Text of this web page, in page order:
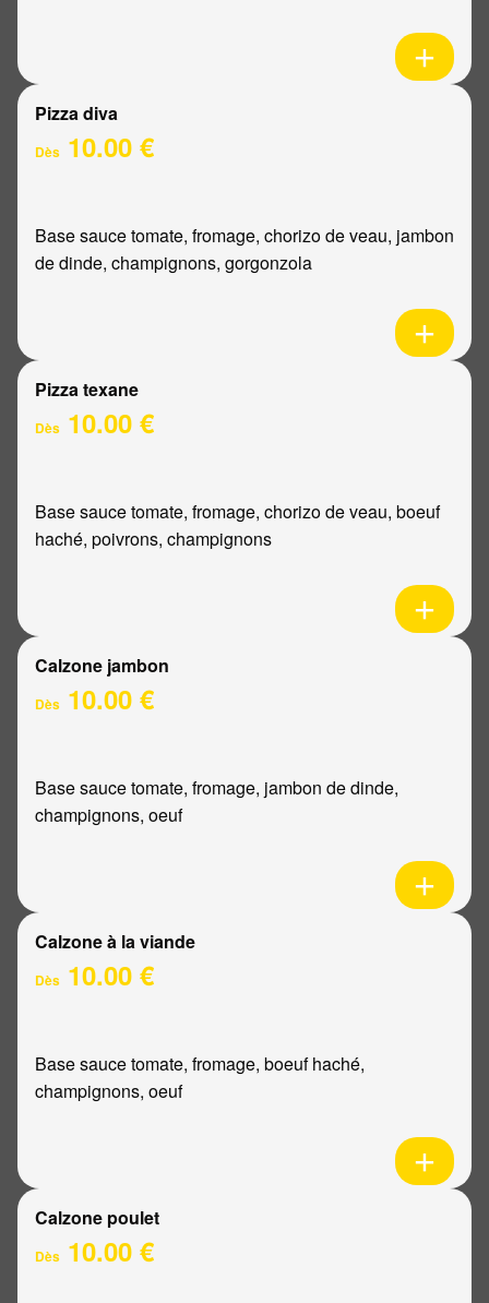
Pizza diva
Dès 10.00 €
Base sauce tomate, fromage, chorizo de veau, jambon
de dinde, champignons, gorgonzola
Pizza texane
Dès 10.00 €
Base sauce tomate, fromage, chorizo de veau, boeuf
haché, poivrons, champignons
Calzone jambon
Dès 10.00 €
Base sauce tomate, fromage, jambon de dinde,
champignons, oeuf
Calzone à la viande
Dès 10.00 €
Base sauce tomate, fromage, boeuf haché,
champignons, oeuf
Calzone poulet
Dès 10.00 €